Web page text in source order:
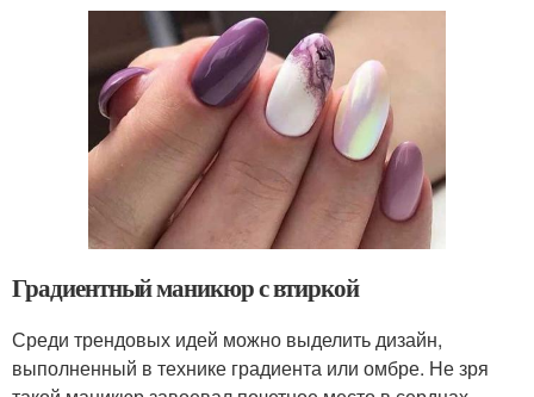
Градиентный маникюр с втиркой
Среди трендовых идей можно выделить дизайн,
выполненный в технике градиента или омбре. Не зря